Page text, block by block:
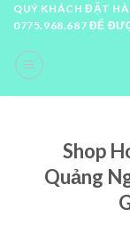
Skip
content
QUÝ KHÁCH ĐẶT
0775.968.687 ĐỂ
Shop
Quảng